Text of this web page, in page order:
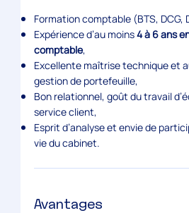
Formation comptable (BTS, DCG,
Expérience d’au moins4 à 6 ans
comptable,
Excellente maîtrise technique et
gestion de portefeuille,
Bon relationnel, goût du travail
service client,
Esprit d’analyse et envie de
vie du cabinet.
Avantages